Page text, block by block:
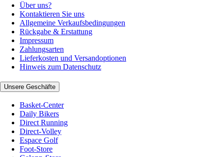
Über uns?
Kontaktieren Sie uns
Allgemeine Verkaufsbedingungen
Rückgabe & Erstattung
Impressum
Zahlungsarten
Lieferkosten und Versandoptionen
Hinweis zum Datenschutz
Unsere Geschäfte
Basket-Center
Daily Bikers
Direct Running
Direct-Volley
Espace Golf
Foot-Store